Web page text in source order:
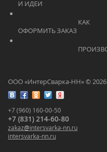
ООО «ИнтерСварка-НН» © 2026
+7 (960) 160-00-50
+7 (831) 214-60-80
zakaz@intersvarka-nn.ru
intersvarka-nn.ru